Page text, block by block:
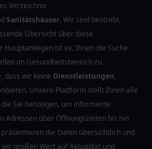
Verzeichnis
Sanitätshäuser. Wir sind bestrebt,
Übersicht über diese
Hauptanliegen ist es, Ihnen die Suche
im Gesundheitsbereich zu
dass wir keine Dienstleistungen,
Unsere Plattform stellt Ihnen alle
Sie benötigen, um informierte
Adressen über Öffnungszeiten bis hin
die Daten übersichtlich und
großen Wert auf Aktualität und